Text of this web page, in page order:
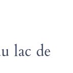
lac de